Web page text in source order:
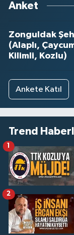
Anket
Zonguldak
(Alaplı,
Kilimli, Kozlu)
Ankete Katıl
Trend
1
2